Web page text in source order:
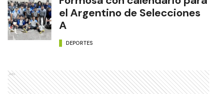
el Argentino de Selecciones
A
DEPORTES
Ads